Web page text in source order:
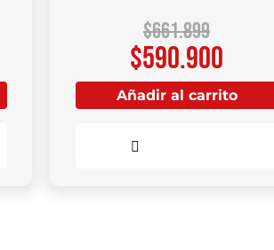
$661.899
$590.900
Añadir al carrito